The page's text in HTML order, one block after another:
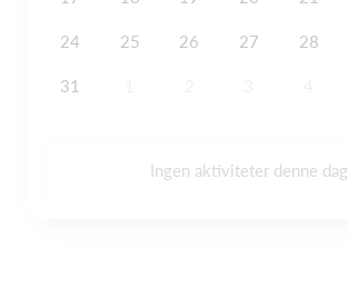
24 25 26 27 28
31
Ingen aktiviteter denne dag